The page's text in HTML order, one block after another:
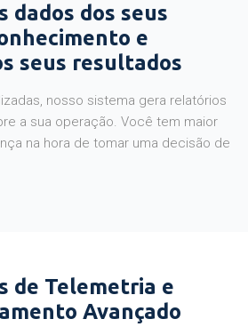
dados dos seus
e
seus resultados
nosso sistema gera relatórios
a sua operação. Você tem maior
na hora de tomar uma decisão de
de Telemetria e
Avançado